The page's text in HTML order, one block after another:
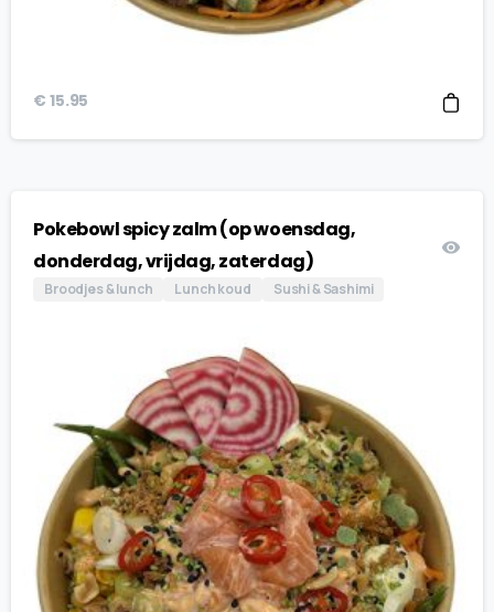
€ 15.95
Pokebowl spicy zalm (op woensdag,
donderdag, vrijdag, zaterdag)
Broodjes & lunch Lunch koud Sushi & Sashimi